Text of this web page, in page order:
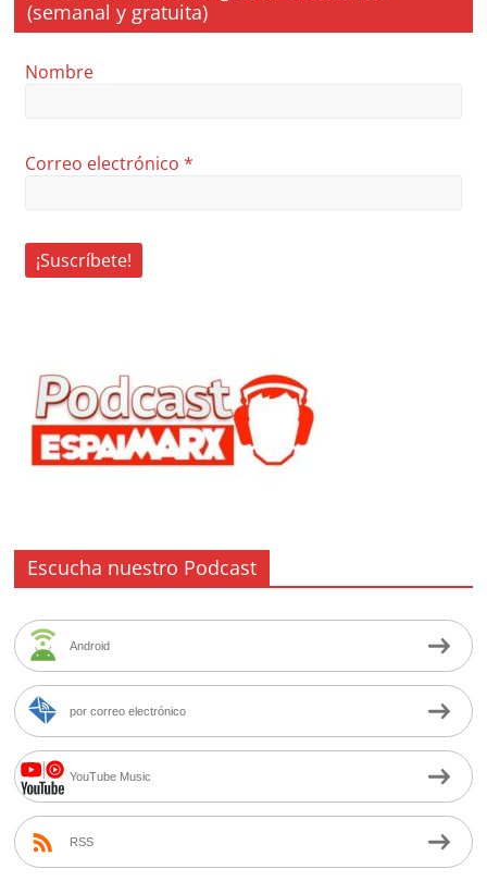
(semanal y gratuita)
Nombre
Correo electrónico*
Escucha nuestro Podcast
Android
por correo electrónico
YouTube Music
RSS